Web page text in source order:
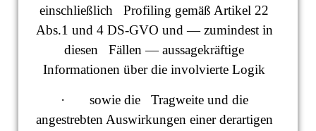
einschließlich Profiling gemäß Artikel 22
Abs.1 und 4 DS-GVO und — zumindest in
diesen Fällen — aussagekräftige
Informationen über die involvierte Logik
· sowie die Tragweite und die
angestrebten Auswirkungen einer derartigen